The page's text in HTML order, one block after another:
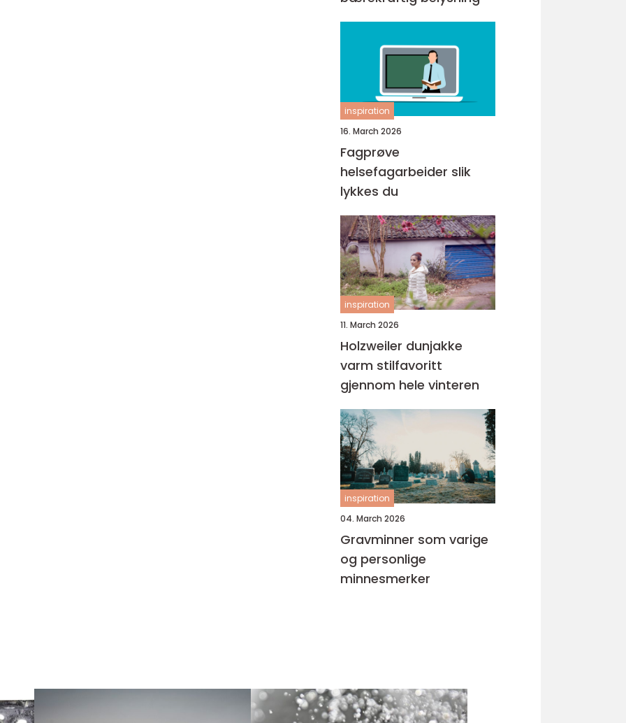
inspiration
16. March 2026
Fagprøve
helsefagarbeider slik
lykkes du
inspiration
11. March 2026
Holzweiler dunjakke
varm stilfavoritt
gjennom hele vinteren
inspiration
04. March 2026
Gravminner som varige
og personlige
minnesmerker